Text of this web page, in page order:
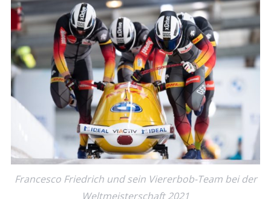
Francesco Friedrich und sein Viererbob-Team bei der
Weltmeisterschaft 2021